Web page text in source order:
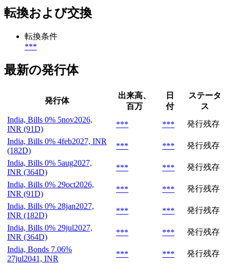
転換および交換
転換条件
***
最新の発行体
発行体
出来高、
百万
日
付
ステータ
ス
India, Bills 0% 5nov2026,
INR (91D)
*** ***
発行残存
India, Bills 0% 4feb2027, INR
(182D)
*** ***
発行残存
India, Bills 0% 5aug2027,
INR (364D)
*** ***
発行残存
India, Bills 0% 29oct2026,
INR (91D)
*** ***
発行残存
India, Bills 0% 28jan2027,
INR (182D)
*** ***
発行残存
India, Bills 0% 29jul2027,
INR (364D)
*** ***
発行残存
India, Bonds 7.06%
27jul2041, INR
*** ***
発行残存